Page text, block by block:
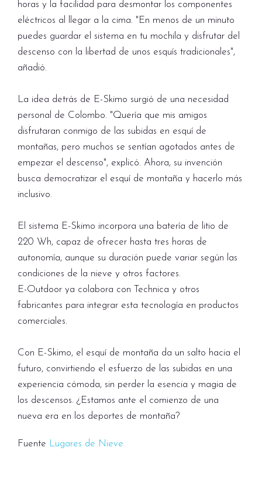
horas y la facilidad para desmontar los componentes
eléctricos al llegar a la cima. "En menos de un minuto
puedes guardar el sistema en tu mochila y disfrutar del
descenso con la libertad de unos esquís tradicionales",
añadió.
La idea detrás de E-Skimo surgió de una necesidad
personal de Colombo. "Quería que mis amigos
disfrutaran conmigo de las subidas en esquí de
montañas, pero muchos se sentían agotados antes de
empezar el descenso", explicó. Ahora, su invención
busca democratizar el esquí de montaña y hacerlo más
inclusivo.
El sistema E-Skimo incorpora una batería de litio de
220 Wh, capaz de ofrecer hasta tres horas de
autonomía, aunque su duración puede variar según las
condiciones de la nieve y otros factores.
E-Outdoor ya colabora con Technica y otros
fabricantes para integrar esta tecnología en productos
comerciales.
Con E-Skimo, el esquí de montaña da un salto hacia el
futuro, convirtiendo el esfuerzo de las subidas en una
experiencia cómoda, sin perder la esencia y magia de
los descensos. ¿Estamos ante el comienzo de una
nueva era en los deportes de montaña?
Fuente Lugares de Nieve